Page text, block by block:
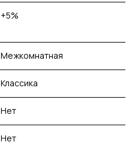
+5%
Межкомнатная
Классика
Нет
Нет